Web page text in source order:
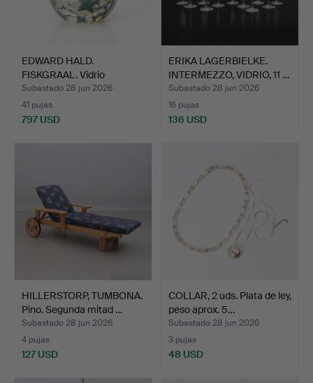
EDWARD HALD.
FISKGRAAL. Vidrio
artístico. …
Subastado 28 jun 2026
41 pujas
797 USD
ERIKA LAGERBIELKE.
INTERMEZZO, VIDRIO, 11 …
Subastado 28 jun 2026
16 pujas
136 USD
HILLERSTORP, TUMBONA.
Pino. Segunda mitad …
Subastado 28 jun 2026
4 pujas
127 USD
COLLAR, 2 uds. Plata de ley,
peso aprox. 5…
Subastado 28 jun 2026
3 pujas
48 USD